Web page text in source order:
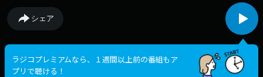
るリクエストコーナーは、12時台のNTT西日本デイリーカフェ。
シェア
ラジコプレミアムなら、１週間以上前の番組もア
プリで聴ける！